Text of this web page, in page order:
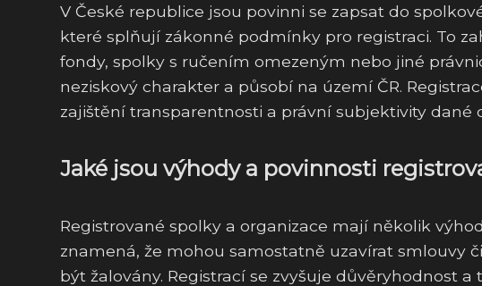
V České republice jsou povinni se zapsat do
které splňují zákonné podmínky pro registraci. To
fondy, spolky s ručením omezeným nebo jiné
neziskový charakter a působí na území ČR.
zajištění transparentnosti a právní subjektivity dané
Jaké jsou výhody a povinnosti
Registrované spolky a organizace mají několik
znamená, že mohou samostatně uzavírat smlouvy
být žalovány. Registrací se zvyšuje důvěryhodnost